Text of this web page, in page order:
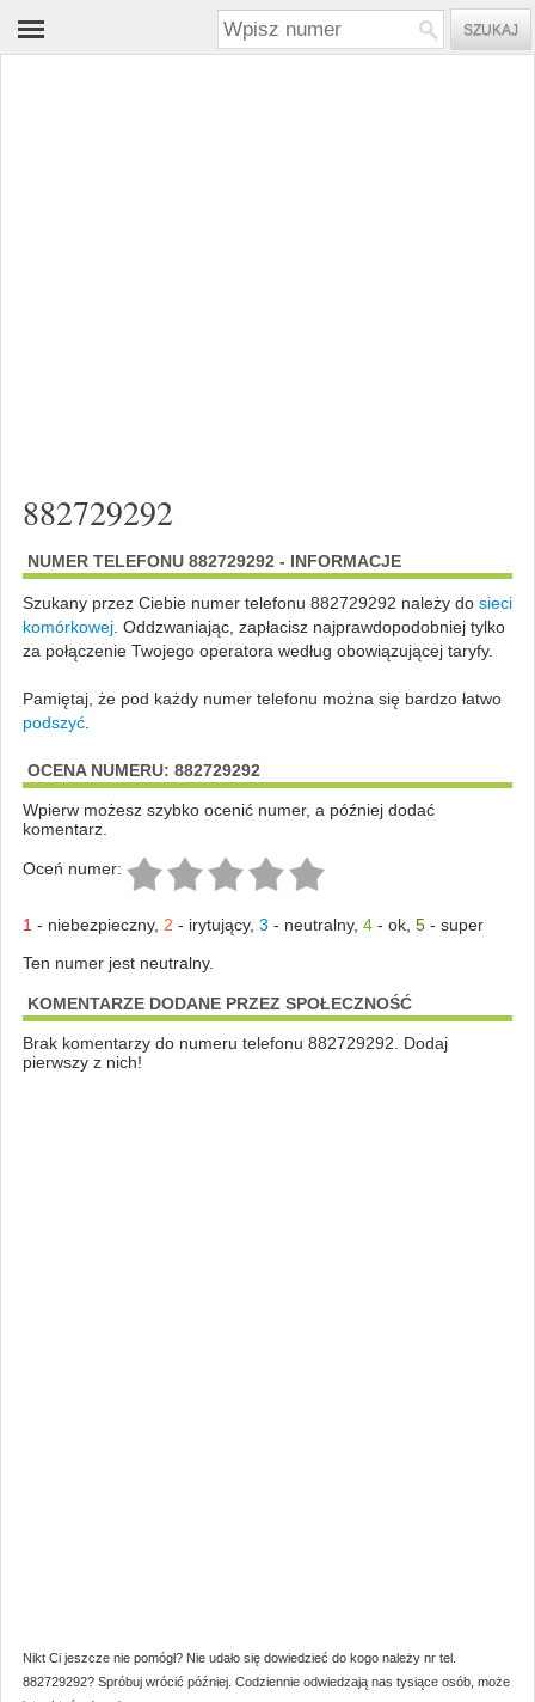
882729292
NUMER TELEFONU 882729292 - INFORMACJE
Szukany przez Ciebie numer telefonu 882729292 należy do sieci
komórkowej. Oddzwaniając, zapłacisz najprawdopodobniej tylko
za połączenie Twojego operatora według obowiązującej taryfy.
Pamiętaj, że pod każdy numer telefonu można się bardzo łatwo
podszyć.
OCENA NUMERU: 882729292
Wpierw możesz szybko ocenić numer, a później dodać
komentarz.
Oceń numer:
1 - niebezpieczny, 2 - irytujący, 3 - neutralny, 4- ok, 5- super
Ten numer jest neutralny.
KOMENTARZE DODANE PRZEZ SPOŁECZNOŚĆ
Brak komentarzy do numeru telefonu 882729292. Dodaj
pierwszy z nich!
Nikt Ci jeszcze nie pomógł? Nie udało się dowiedzieć do kogo należy nr tel.
882729292? Spróbuj wrócić później. Codziennie odwiedzają nas tysiące osób, może